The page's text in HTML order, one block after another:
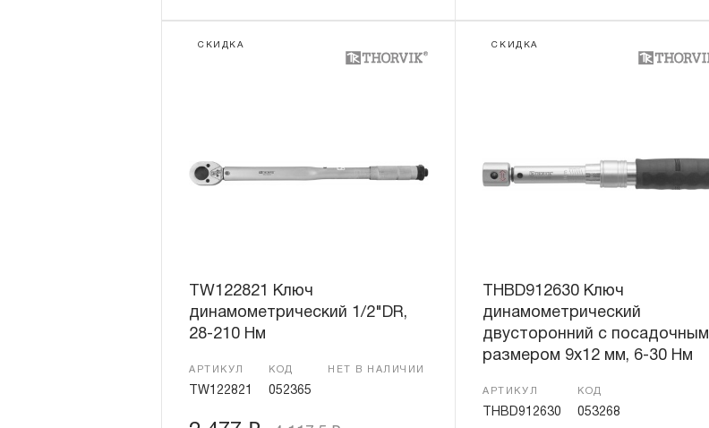
СКИДКА
TW122821 Ключ
динамометрический 1/2"DR,
28-210 Нм
АРТИКУЛ
TW122821
КОД
052365
НЕТ В НАЛИЧИИ
СКИДКА
THBD912630 Ключ
динамометрический
двусторонний с посадочным
размером 9х12 мм, 6-30 Нм
АРТИКУЛ
THBD912630
КОД
053268